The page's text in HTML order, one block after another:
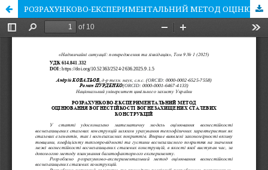
РОЗРАХУНКОВО-ЕКСПЕРИМЕНТАЛЬНИЙ МЕТОД ОЦІНЮВАННЯ ВОГНЕСТІЙКОСТІ ВОГНЕЗАХИЩЕНИХ СТАЛЕВИХ КОНСТРУКЦІЙ